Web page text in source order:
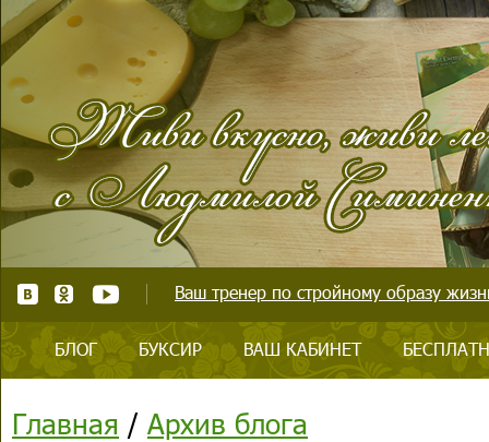
Ваш тренер по стройному образу
БЛОГ БУКСИР ВАШ КАБИНЕТ
Главная / Архив блога